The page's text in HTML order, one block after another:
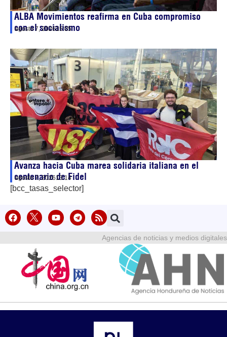
ALBA Movimientos reafirma en Cuba compromiso
con el socialismo
agosto 7, 202615:05
Avanza hacia Cuba marea solidaria italiana en el
centenario de Fidel
agosto 7, 202613:14
[bcc_tasas_selector]
Agencias de noticias y medios digitales